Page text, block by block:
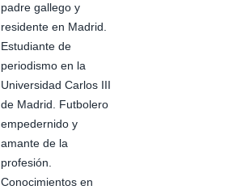
padre gallego y
residente en Madrid.
Estudiante de
periodismo en la
Universidad Carlos III
de Madrid. Futbolero
empedernido y
amante de la
profesión.
Conocimientos en